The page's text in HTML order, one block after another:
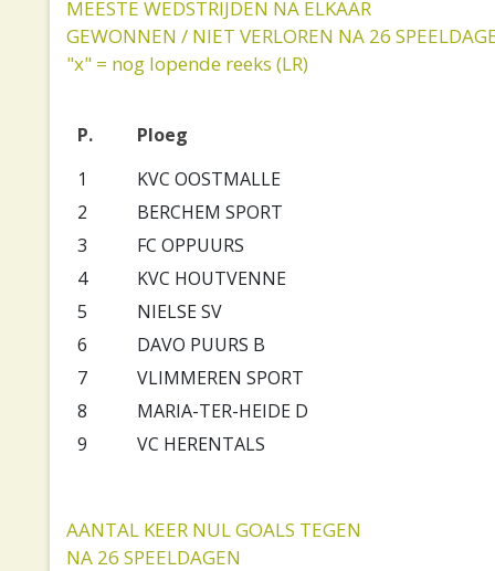
MEESTE WEDSTRIJDEN NA ELKAAR
GEWONNEN / NIET VERLOREN NA 26
"x" = nog lopende reeks (LR)
P.
Ploeg
1
KVC OOSTMALLE
2
BERCHEM SPORT
3
FC OPPUURS
4
KVC HOUTVENNE
5
NIELSE SV
6
DAVO PUURS B
7
VLIMMEREN SPORT
8
MARIA-TER-HEIDE D
9
VC HERENTALS
AANTAL KEER NUL GOALS TEGEN
NA 26 SPEELDAGEN